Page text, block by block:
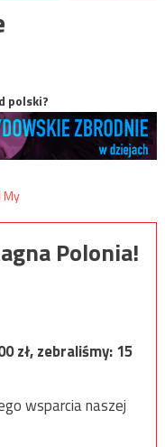
polski?
Polonia!
zł, zebraliśmy:15
wsparcia naszej